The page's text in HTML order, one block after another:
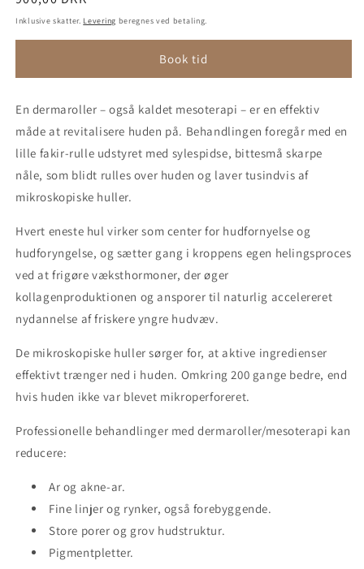
Inklusive skatter. Levering beregnes ved betaling.
Book tid
En dermaroller – også kaldet mesoterapi – er en effektiv
måde at revitalisere huden på. Behandlingen foregår med en
lille fakir-rulle udstyret med sylespidse, bittesmå skarpe
nåle, som blidt rulles over huden og laver tusindvis af
mikroskopiske huller.
Hvert eneste hul virker som center for hudfornyelse og
hudforyngelse, og sætter gang i kroppens egen helingsproces
ved at frigøre væksthormoner, der øger
kollagenproduktionen og ansporer til naturlig accelereret
nydannelse af friskere yngre hudvæv.
De mikroskopiske huller sørger for, at aktive ingredienser
effektivt trænger ned i huden. Omkring 200 gange bedre, end
hvis huden ikke var blevet mikroperforeret.
Professionelle behandlinger med dermaroller/mesoterapi kan
reducere:
Ar og akne-ar.
Fine linjer og rynker, også forebyggende.
Store porer og grov hudstruktur.
Pigmentpletter.